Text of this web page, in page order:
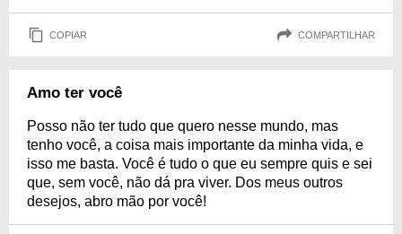
COPIAR COMPARTILHAR
Amo ter você
Posso não ter tudo que quero nesse mundo, mas
tenho você, a coisa mais importante da minha vida, e
isso me basta. Você é tudo o que eu sempre quis e sei
que, sem você, não dá pra viver. Dos meus outros
desejos, abro mão por você!